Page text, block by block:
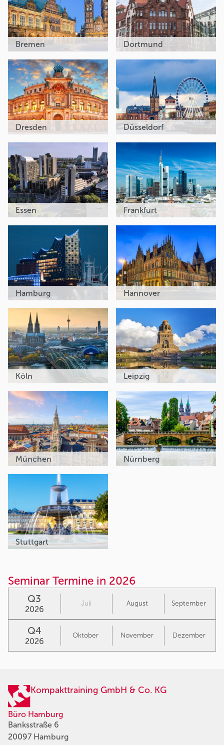
Bremen Dortmund
Dresden Düsseldorf
Essen Frankfurt
Hamburg Hannover
Köln Leipzig
München Nürnberg
Stuttgart
Seminar Termine in 2026
Q3
2026
Juli August September
Q4
2026
Oktober November Dezember
Kompakttraining GmbH & Co. KG
Büro Hamburg
Banksstraße 6
20097 Hamburg